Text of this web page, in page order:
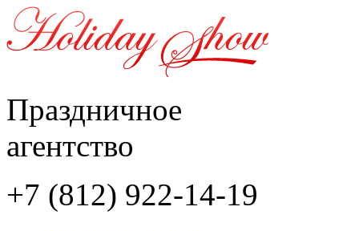
Праздничное
агентство
+7 (812) 922-14-19